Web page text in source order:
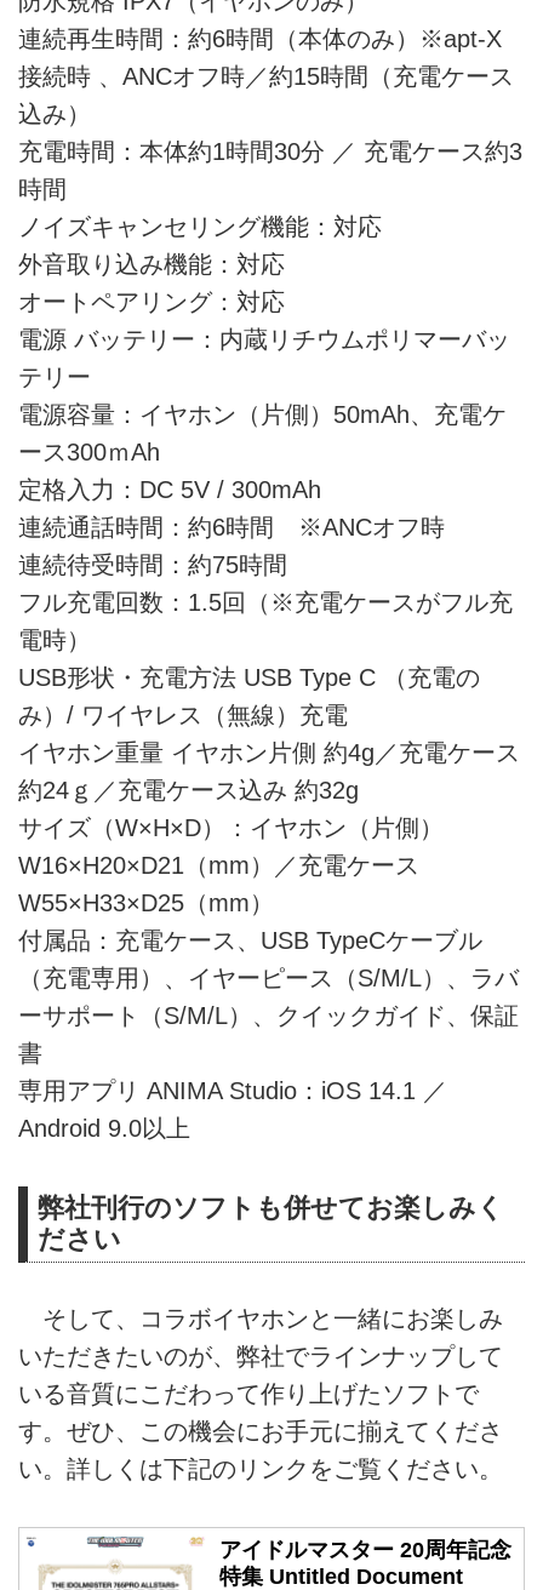
連続再生時間：約6時間（本体のみ）※apt-X
接続時 、ANCオフ時／約15時間（充電ケース
込み）
充電時間：本体約1時間30分 ／ 充電ケース約3
時間
ノイズキャンセリング機能：対応
外音取り込み機能：対応
オートペアリング：対応
電源 バッテリー：内蔵リチウムポリマーバッ
テリー
電源容量：イヤホン（片側）50mAh、充電ケ
ース300ｍAh
定格入力：DC 5V / 300mAh
連続通話時間：約6時間 ※ANCオフ時
連続待受時間：約75時間
フル充電回数：1.5回（※充電ケースがフル充
電時）
USB形状・充電方法 USB Type C （充電の
み）/ ワイヤレス（無線）充電
イヤホン重量 イヤホン片側 約4g／充電ケース
約24ｇ／充電ケース込み 約32g
サイズ（W×H×D）：イヤホン（片側）
W16×H20×D21（mm）／充電ケース
W55×H33×D25（mm）
付属品：充電ケース、USB TypeCケーブル
（充電専用）、イヤーピース（S/M/L）、ラバ
ーサポート（S/M/L）、クイックガイド、保証
書
専用アプリ ANIMA Studio：iOS 14.1 ／
Android 9.0以上
弊社刊行のソフトも併せてお楽しみく
ださい
そして、コラボイヤホンと一緒にお楽しみ
いただきたいのが、弊社でラインナップして
いる音質にこだわって作り上げたソフトで
す。ぜひ、この機会にお手元に揃えてくださ
い。詳しくは下記のリンクをご覧ください。
アイドルマスター 20周年記念
特集 Untitled Document